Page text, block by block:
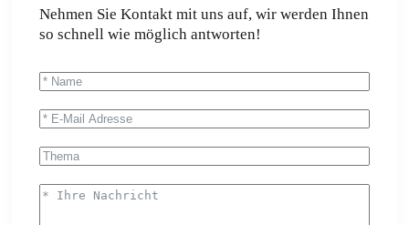
Nehmen Sie Kontakt mit uns auf, wir werden Ihnen
so schnell wie möglich antworten!